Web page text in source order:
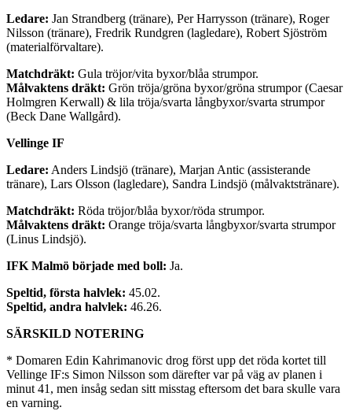
Ledare: Jan Strandberg (tränare), Per Harrysson (tränare), Roger
Nilsson (tränare), Fredrik Rundgren (lagledare), Robert Sjöström
(materialförvaltare).
Matchdräkt: Gula tröjor/vita byxor/blåa strumpor.
Målvaktens dräkt: Grön tröja/gröna byxor/gröna strumpor (Caesar
Holmgren Kerwall) & lila tröja/svarta långbyxor/svarta strumpor
(Beck Dane Wallgård).
Vellinge IF
Ledare: Anders Lindsjö (tränare), Marjan Antic (assisterande
tränare), Lars Olsson (lagledare), Sandra Lindsjö (målvaktstränare).
Matchdräkt: Röda tröjor/blåa byxor/röda strumpor.
Målvaktens dräkt: Orange tröja/svarta långbyxor/svarta strumpor
(Linus Lindsjö).
IFK Malmö började med boll: Ja.
Speltid, första halvlek: 45.02.
Speltid, andra halvlek: 46.26.
SÄRSKILD NOTERING
* Domaren Edin Kahrimanovic drog först upp det röda kortet till
Vellinge IF:s Simon Nilsson som därefter var på väg av planen i
minut 41, men insåg sedan sitt misstag eftersom det bara skulle vara
en varning.